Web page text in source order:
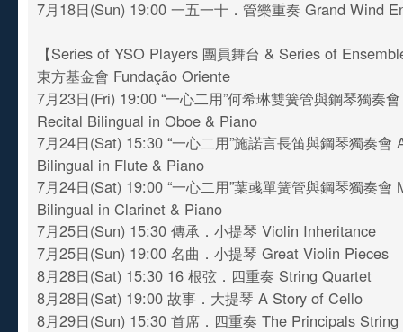
7月18日(Sun) 19:00 一五一十．管樂重奏 Grand Wind
【Series of YSO Players 團員舞台 & Series of
東方基金會 Fundação Oriente
7月23日(Fri) 19:00 “一心二用”何希琳雙簧管與鋼琴獨奏
Recital Bilingual in Oboe & Piano
7月24日(Sat) 15:30 “一心二用”施諾言長笛與鋼琴獨奏會
Bilingual in Flute & Piano
7月24日(Sat) 19:00 “一心二用”葉彧單簧管與鋼琴獨奏會
Bilingual in Clarinet & Piano
7月25日(Sun) 15:30 傳承．小提琴 Violin Inheritance
7月25日(Sun) 19:00 名曲．小提琴 Great Violin Pieces
8月28日(Sat) 15:30 16 根弦．四重奏 String Quartet
8月28日(Sat) 19:00 故事．大提琴 A Story of Cello
8月29日(Sun) 15:30 首席．四重奏 The Principals